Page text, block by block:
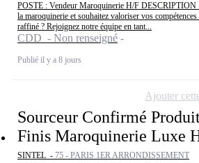
POSTE : Vendeur Maroquinerie H/F DESCRIPTION
la maroquinerie et souhaitez valoriser vos
raffiné ? Rejoignez notre équipe en tant...
CDD - Non renseigné
Publié il y a 8 jours
Sourceur Confirmé
Finis Maroquinerie Luxe
SINTEL - 75 - PARIS 1ER ARRONDISSEMENT
Ajouter